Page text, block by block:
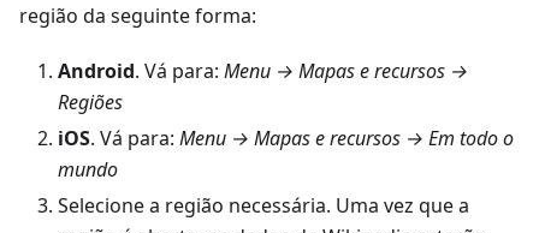
região da seguinte forma:
Android. Vá para: Menu → Mapas e recursos →
Regiões
iOS. Vá para: Menu → Mapas e recursos → Em todo o
mundo
Selecione a região necessária. Uma vez que a